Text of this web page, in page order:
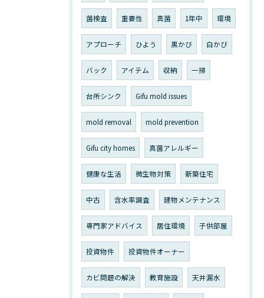
菌検査 重要性 真菌 1年中 環境
アプローチ ひよう 黒かび 白かび
バック アイテム 収納 一掃
台所シンク Gifu mold issues
mold removal mold prevention
Gifu city homes 真菌アレルギー
健康な生活 微生物対策 新築住宅
中古 含水率調査 建物メンテナンス
専門家アドバイス 居住環境 子供部屋
投資物件 投資物件オーナー
カビ問題の解決 教育施設 天井漏水